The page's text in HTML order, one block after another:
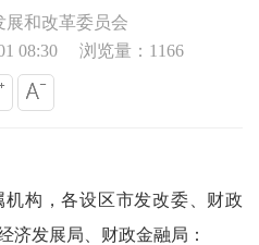
展和改革委员会
08:30
浏览量：1166
构，各设区市发改委、财政
济发展局、财政金融局：